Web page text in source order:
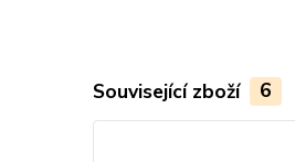
Související zboží 6